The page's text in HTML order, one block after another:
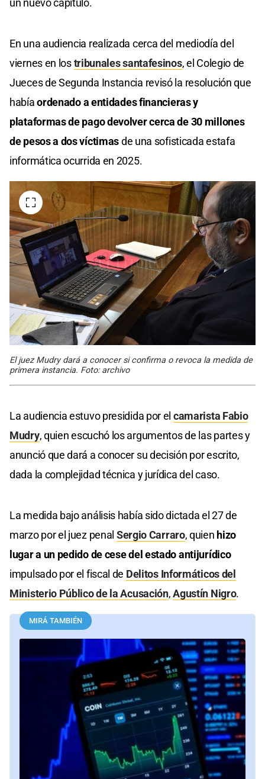
En una audiencia realizada cerca del mediodía del
viernes en lostribunales santafesinos, el Colegio de
Jueces de Segunda Instancia revisó la resolución que
habíaordenado a entidades financieras y
plataformas de pago devolver cerca de 30 millones
de pesos a dos víctimasde una sofisticada estafa
informática ocurrida en 2025.
El juez Mudry dará a conocer si confirma o revoca la medida de
primera instancia. Foto: archivo
La audiencia estuvo presidida por el camarista Fabio
Mudry, quien escuchó los argumentos de las partes y
anunció que dará a conocer su decisión por escrito,
dada la complejidad técnica y jurídica del caso.
La medida bajo análisis había sido dictada el 27 de
marzo por el juez penal Sergio Carraro, quien hizo
lugar a un pedido de cese del estado antijurídico
impulsado por el fiscal de Delitos Informáticos del
Ministerio Público de la Acusación,Agustín Nigro.
MIRÁ TAMBIÉN